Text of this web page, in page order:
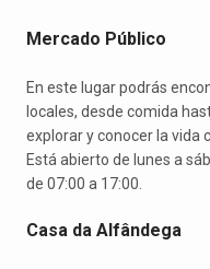
Mercado Público
En este lugar podrás
locales, desde comida
explorar y conocer la vida
Está abierto de lunes a
de 07:00 a 17:00.
Casa da Alfândega